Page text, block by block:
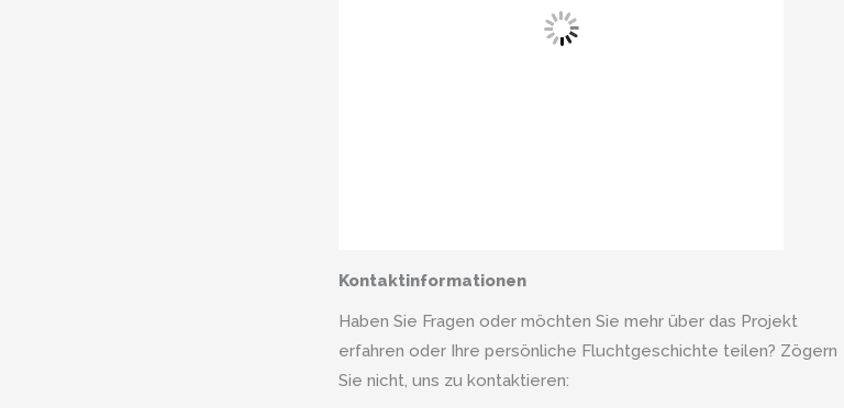
Kontaktinformationen
Haben Sie Fragen oder möchten Sie mehr über das Projekt
erfahren oder Ihre persönliche Fluchtgeschichte teilen? Zögern
Sie nicht, uns zu kontaktieren: